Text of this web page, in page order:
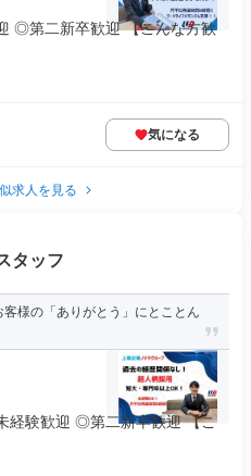
◎第二新卒歓迎 【こんな方歓
気になる
求人を見る
タッフ
客様の「ありがとう」にとことん
験歓迎 ◎第二新卒歓迎 【こ